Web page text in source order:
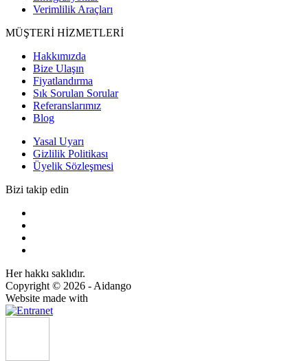
Verimlilik Araçları
MÜŞTERİ HİZMETLERİ
Hakkımızda
Bize Ulaşın
Fiyatlandırma
Sık Sorulan Sorular
Referanslarımız
Blog
Yasal Uyarı
Gizlilik Politikası
Üyelik Sözleşmesi
Bizi takip edin
Her hakkı saklıdır.
Copyright © 2026 - Aidango
Website made with